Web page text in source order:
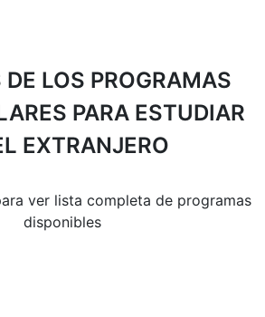
LOS PROGRAMAS
PARA ESTUDIAR
EXTRANJERO
ver lista completa de programas
disponibles